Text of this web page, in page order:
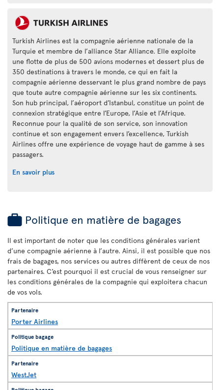
Turkish Airlines est la compagnie aérienne nationale de la
Turquie et membre de l’alliance Star Alliance. Elle exploite
une flotte de plus de 500 avions modernes et dessert plus de
350 destinations à travers le monde, ce qui en fait la
compagnie aérienne desservant le plus grand nombre de pays
que toute autre compagnie aérienne sur les six continents.
Son hub principal, l’aéroport d’Istanbul, constitue un point de
connexion stratégique entre l’Europe, l’Asie et l’Afrique.
Reconnue pour la qualité de son service, son innovation
continue et son engagement envers l’excellence, Turkish
Airlines offre une expérience de voyage haut de gamme à ses
passagers.
En savoir plus
Politique en matière de bagages
Il est important de noter que les conditions générales varient
d’une compagnie aérienne à l’autre. Ainsi, il est possible que nos
frais de bagages, nos services ou autres diffèrent de ceux de nos
partenaires. C’est pourquoi il est crucial de vous renseigner sur
les conditions générales de la compagnie qui exploitera chacun
de vos vols.
Porter Airlines
Politique en matière de bagages
WestJet